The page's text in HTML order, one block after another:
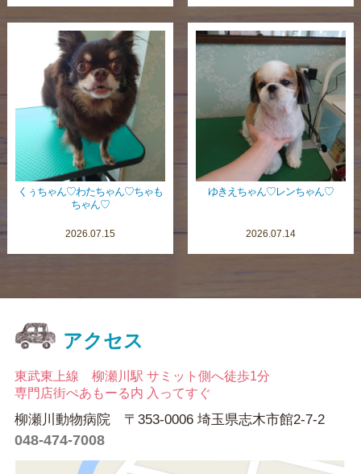
くぅちゃん♡わたちゃん♡ちゃも
ちゃん♡
2026.07.15
ゆきえちゃん♡レンちゃん♡
2026.07.14
アクセス
東武東上線 柳瀬川駅 サミット側へ徒歩1分
専門店街ぺあもーる内 入ってすぐ
柳瀬川動物病院 〒353-0006 埼玉県志木市館2-7-2
048-474-7008